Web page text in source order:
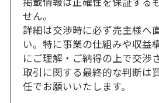
せん。
詳細は交渉時に必ず売主様へ
い。特に事業の仕組みや収益
にご理解・ご納得の上で交渉
取引に関する最終的な判断は
任でお願いいたします。